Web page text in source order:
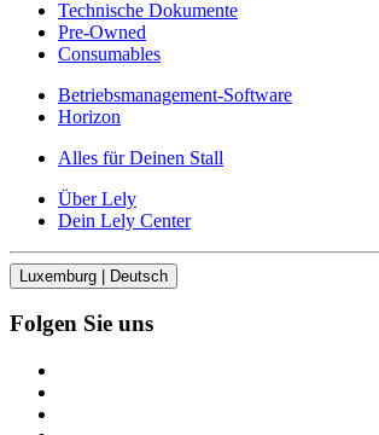
Technische Dokumente
Pre-Owned
Consumables
Betriebsmanagement-Software
Horizon
Alles für Deinen Stall
Über Lely
Dein Lely Center
Luxemburg | Deutsch
Folgen Sie uns